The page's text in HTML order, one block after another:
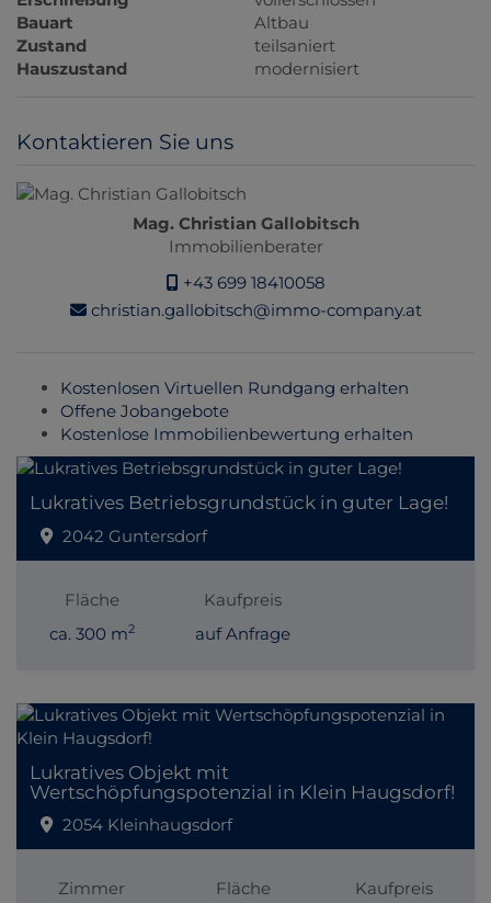
Bauart
Altbau
Zustand
teilsaniert
Hauszustand
modernisiert
Kontaktieren Sie uns
Mag. Christian Gallobitsch
Immobilienberater
+43 699 18410058
christian.gallobitsch@immo-company.at
Kostenlosen Virtuellen Rundgang erhalten
Offene Jobangebote
Kostenlose Immobilienbewertung erhalten
Lukratives Betriebsgrundstück in guter Lage!
2042 Guntersdorf
Fläche
ca. 300 m2
Kaufpreis
auf Anfrage
Lukratives Objekt mit
Wertschöpfungspotenzial in Klein Haugsdorf!
2054 Kleinhaugsdorf
Zimmer
Fläche
Kaufpreis